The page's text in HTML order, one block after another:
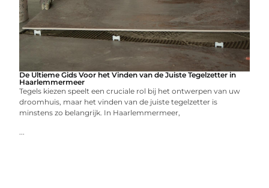
De Ultieme Gids Voor het Vinden van de Juiste Tegelzetter in
Haarlemmermeer
Tegels kiezen speelt een cruciale rol bij het ontwerpen van uw
droomhuis, maar het vinden van de juiste tegelzetter is
minstens zo belangrijk. In Haarlemmermeer,
...